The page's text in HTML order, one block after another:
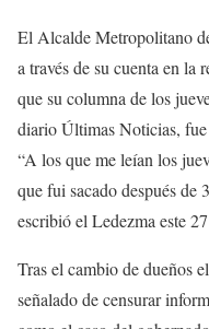
El Alcalde Metropolitano
a través de su cuenta en la
que su columna de los
diario Últimas Noticias, fue
“A los que me leían los
que fui sacado después de
escribió el Ledezma este
Tras el cambio de dueños
señalado de censurar